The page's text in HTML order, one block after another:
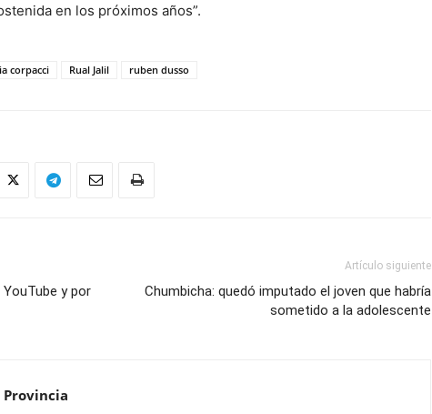
en los próximos años”.
corpacci Rual Jalil ruben dusso
y por
Artículo siguiente
Chumbicha: quedó imputado el joven que habría
sometido a la adolescente